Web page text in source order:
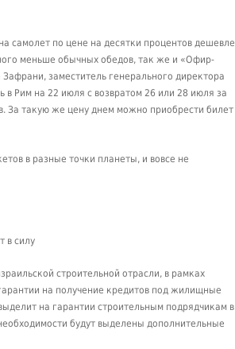
самолет по цене на десятки процентов дешевле
меньше обычных обедов, так же и «Офир-
заместитель генерального директора
Рим на 22 июля с возвратом 26 или 28 июля за
За такую же цену днем можно приобрести билет
в разные точки планеты, и вовсе не
в силу
строительной отрасли, в рамках
на получение кредитов под жилищные
на гарантии строительным подрядчикам в
будут выделены дополнительные